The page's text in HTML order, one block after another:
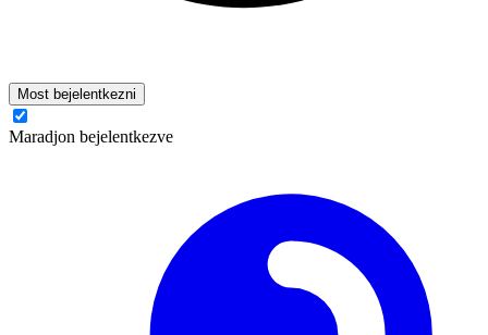
Most bejelentkezni
Maradjon bejelentkezve